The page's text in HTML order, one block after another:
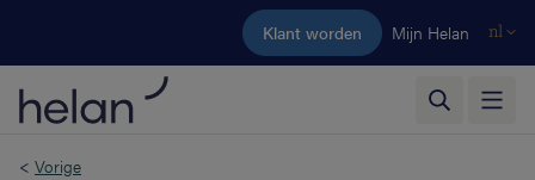
Ga naar de hoofdinhoud
Klant worden Mijn Helan nl
< Vorige